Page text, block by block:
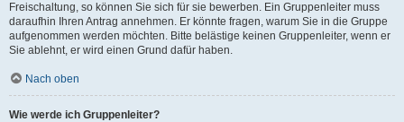
Freischaltung, so können Sie sich für sie bewerben. Ein Gruppenleiter muss
daraufhin Ihren Antrag annehmen. Er könnte fragen, warum Sie in die Gruppe
aufgenommen werden möchten. Bitte belästige keinen Gruppenleiter, wenn er
Sie ablehnt, er wird einen Grund dafür haben.
Nach oben
Wie werde ich Gruppenleiter?